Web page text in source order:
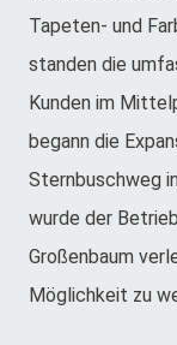
Tapeten- und
standen die
Kunden im
begann die
Sternbuschweg
wurde der
Großenbaum
Möglichkeit zu